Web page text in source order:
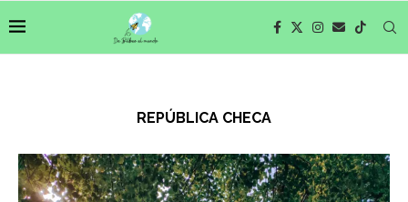
REPÚBLICA CHECA